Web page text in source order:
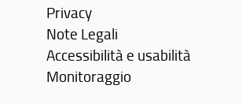
Privacy
Note Legali
Accessibilità e usabilità
Monitoraggio